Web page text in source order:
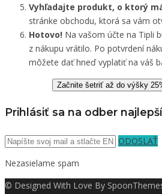
Vyhľadajte produkt, o ktorý
stránke obchodu, ktorá sa vám
Hotovo! Na vašom účte na Tipli
z nákupu vrátilo. Po potvrdení
môžete dať hneď vyplatiť na váš
Začnite šetriť až do výšky
Prihlásiť sa na odber
ODOSLAŤ
Nezasielame spam
© Designed With Love By